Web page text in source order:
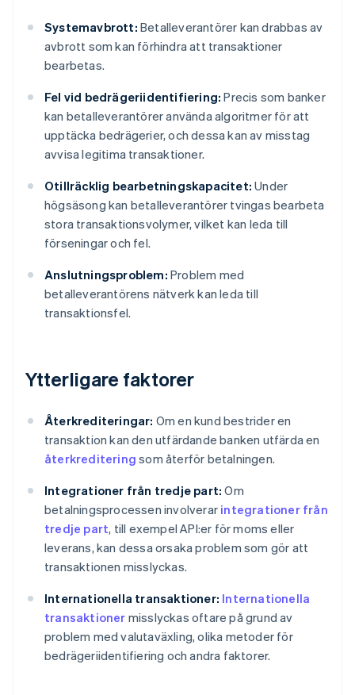
Systemavbrott: Betalleverantörer kan drabbas av
avbrott som kan förhindra att transaktioner
bearbetas.
Fel vid bedrägeriidentifiering: Precis som banker
kan betalleverantörer använda algoritmer för att
upptäcka bedrägerier, och dessa kan av misstag
avvisa legitima transaktioner.
Otillräcklig bearbetningskapacitet: Under
högsäsong kan betalleverantörer tvingas bearbeta
stora transaktionsvolymer, vilket kan leda till
förseningar och fel.
Anslutningsproblem: Problem med
betalleverantörens nätverk kan leda till
transaktionsfel.
Ytterligare faktorer
Återkrediteringar: Om en kund bestrider en
transaktion kan den utfärdande banken utfärda en
återkreditering som återför betalningen.
Integrationer från tredje part: Om
betalningsprocessen involverar integrationer från
tredje part, till exempel API:er för moms eller
leverans, kan dessa orsaka problem som gör att
transaktionen misslyckas.
Internationella transaktioner: Internationella
transaktioner misslyckas oftare på grund av
problem med valutaväxling, olika metoder för
bedrägeriidentifiering och andra faktorer.